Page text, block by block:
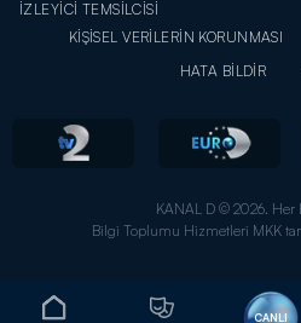
CANLI
İZLEYİCİ TEMSİLCİSİ
KİŞİSEL VERİLERİN KORUNMASI
HATA BİLDİR
KANAL D © 2026. Her
Bilgi Toplumu Hizmetleri MKK